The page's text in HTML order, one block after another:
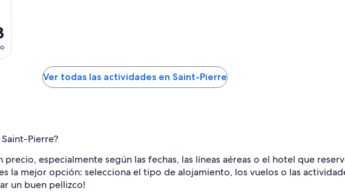
Ver todas las actividades en Saint-Pierre
Pierre?
especialmente según las fechas, las líneas aéreas o el hotel que
la mejor opción: selecciona el tipo de alojamiento, los vuelos o las
un buen pellizco!